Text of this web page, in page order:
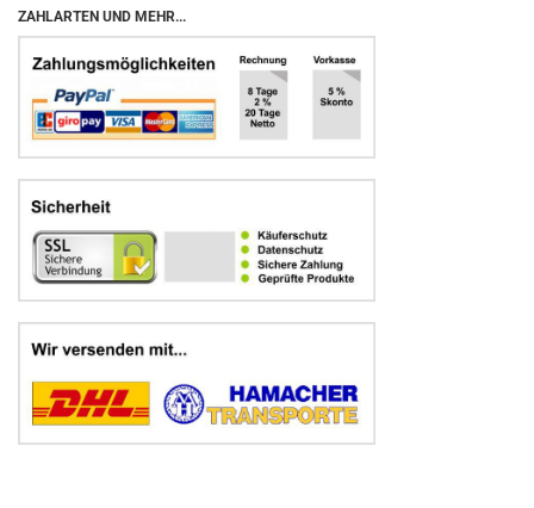
ZAHLARTEN UND MEHR...